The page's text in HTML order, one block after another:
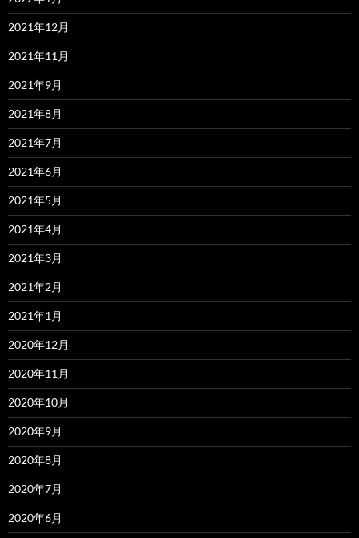
2021年12月
2021年11月
2021年9月
2021年8月
2021年7月
2021年6月
2021年5月
2021年4月
2021年3月
2021年2月
2021年1月
2020年12月
2020年11月
2020年10月
2020年9月
2020年8月
2020年7月
2020年6月